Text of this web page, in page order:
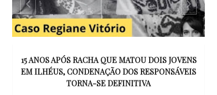
15 ANOS APÓS RACHA QUE MATOU DOIS JOVENS
EM ILHÉUS, CONDENAÇÃO DOS RESPONSÁVEIS
TORNA-SE DEFINITIVA